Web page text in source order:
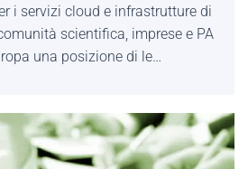
i servizi cloud e infrastrutture di
scientifica, imprese e PA
una posizione di le…